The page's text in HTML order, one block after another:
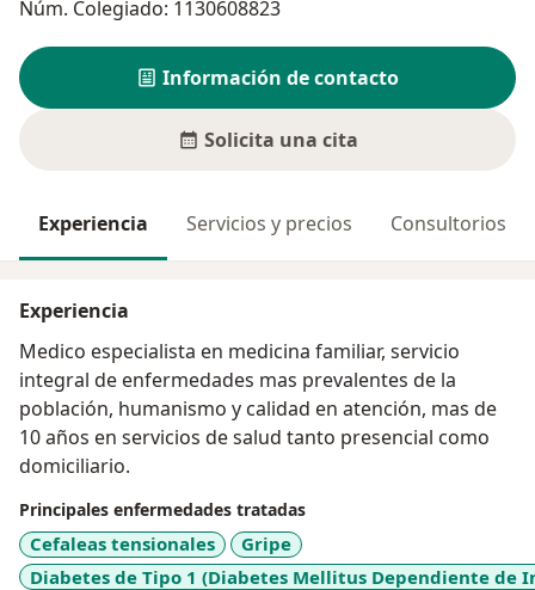
Núm. Colegiado: 1130608823
Información de contacto
Solicita una cita
Experiencia Servicios y precios Consultorios
Experiencia
Medico especialista en medicina familiar, servicio
integral de enfermedades mas prevalentes de la
población, humanismo y calidad en atención, mas de
10 años en servicios de salud tanto presencial como
domiciliario.
Principales enfermedades tratadas
Cefaleas tensionales
Gripe
Diabetes de Tipo 1 (Diabetes Mellitus Dependiente de